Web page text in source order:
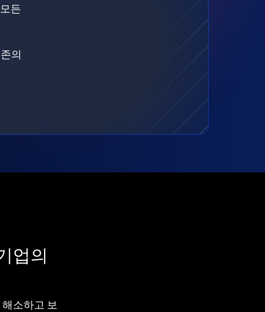
든
의
업의
소하고 보